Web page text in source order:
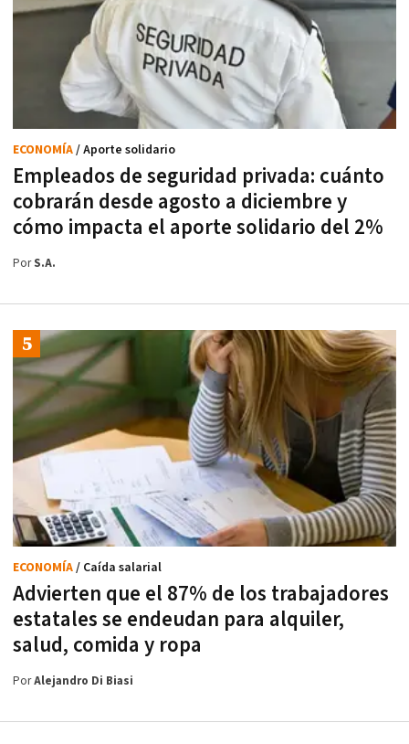
Empleados de seguridad privada: cuánto
cobrarán desde agosto a diciembre y
cómo impacta el aporte solidario del 2%
ECONOMÍA/ Aporte solidario
PorS.A.
Advierten que el 87% de los trabajadores
estatales se endeudan para alquiler,
salud, comida y ropa
ECONOMÍA/ Caída salarial
PorAlejandro Di Biasi